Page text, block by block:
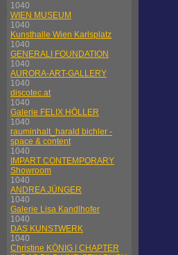
1040
WIEN MUSEUM
1040
Kunsthalle Wien Karlsplatz
1040
GENERALI FOUNDATION
1040
AURORA-ART-GALLERY
1040
discotec.at
1040
Galerie FELIX HÖLLER
1040
rauminhalt_harald bichler -
space & content
1040
IMPART CONTEMPORARY
Showroom
1040
ANDREA JÜNGER
1040
Galerie Lisa Kandlhofer
1040
DAS KUNSTWERK
1040
Christine KÖNIG | CHAPTER